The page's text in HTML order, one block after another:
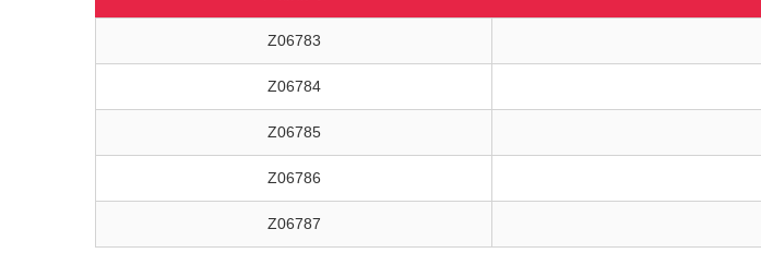
Z06783
Z06784
Z06785
Z06786
Z06787